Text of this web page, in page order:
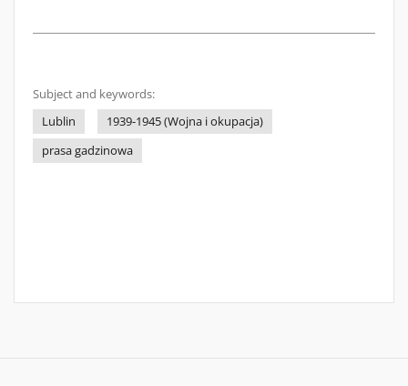
Subject and keywords:
Lublin
1939-1945 (Wojna i okupacja)
prasa gadzinowa